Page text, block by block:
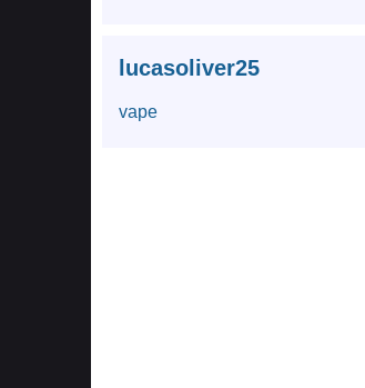
lucasoliver25
vape